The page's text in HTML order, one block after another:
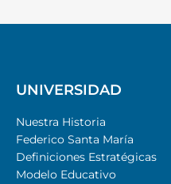
UNIVERSIDAD
Nuestra Historia
Federico Santa María
Definiciones Estratégicas
Modelo Educativo